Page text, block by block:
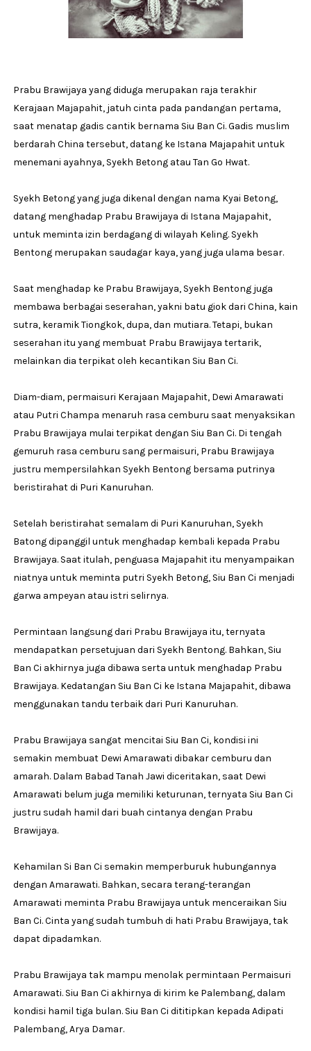
Prabu Brawijaya yang diduga merupakan raja terakhir
Kerajaan Majapahit, jatuh cinta pada pandangan pertama,
saat menatap gadis cantik bernama Siu Ban Ci. Gadis muslim
berdarah China tersebut, datang ke Istana Majapahit untuk
menemani ayahnya, Syekh Betong atau Tan Go Hwat.
Syekh Betong yang juga dikenal dengan nama Kyai Betong,
datang menghadap Prabu Brawijaya di Istana Majapahit,
untuk meminta izin berdagang di wilayah Keling. Syekh
Bentong merupakan saudagar kaya, yang juga ulama besar.
Saat menghadap ke Prabu Brawijaya, Syekh Bentong juga
membawa berbagai seserahan, yakni batu giok dari China, kain
sutra, keramik Tiongkok, dupa, dan mutiara. Tetapi, bukan
seserahan itu yang membuat Prabu Brawijaya tertarik,
melainkan dia terpikat oleh kecantikan Siu Ban Ci.
Diam-diam, permaisuri Kerajaan Majapahit, Dewi Amarawati
atau Putri Champa menaruh rasa cemburu saat menyaksikan
Prabu Brawijaya mulai terpikat dengan Siu Ban Ci. Di tengah
gemuruh rasa cemburu sang permaisuri, Prabu Brawijaya
justru mempersilahkan Syekh Bentong bersama putrinya
beristirahat di Puri Kanuruhan.
Setelah beristirahat semalam di Puri Kanuruhan, Syekh
Batong dipanggil untuk menghadap kembali kepada Prabu
Brawijaya. Saat itulah, penguasa Majapahit itu menyampaikan
niatnya untuk meminta putri Syekh Betong, Siu Ban Ci menjadi
garwa ampeyan atau istri selirnya.
Permintaan langsung dari Prabu Brawijaya itu, ternyata
mendapatkan persetujuan dari Syekh Bentong. Bahkan, Siu
Ban Ci akhirnya juga dibawa serta untuk menghadap Prabu
Brawijaya. Kedatangan Siu Ban Ci ke Istana Majapahit, dibawa
menggunakan tandu terbaik dari Puri Kanuruhan.
Prabu Brawijaya sangat mencitai Siu Ban Ci, kondisi ini
semakin membuat Dewi Amarawati dibakar cemburu dan
amarah. Dalam Babad Tanah Jawi diceritakan, saat Dewi
Amarawati belum juga memiliki keturunan, ternyata Siu Ban Ci
justru sudah hamil dari buah cintanya dengan Prabu
Brawijaya.
Kehamilan Si Ban Ci semakin memperburuk hubungannya
dengan Amarawati. Bahkan, secara terang-terangan
Amarawati meminta Prabu Brawijaya untuk menceraikan Siu
Ban Ci. Cinta yang sudah tumbuh di hati Prabu Brawijaya, tak
dapat dipadamkan.
Prabu Brawijaya tak mampu menolak permintaan Permaisuri
Amarawati. Siu Ban Ci akhirnya di kirim ke Palembang, dalam
kondisi hamil tiga bulan. Siu Ban Ci dititipkan kepada Adipati
Palembang, Arya Damar.